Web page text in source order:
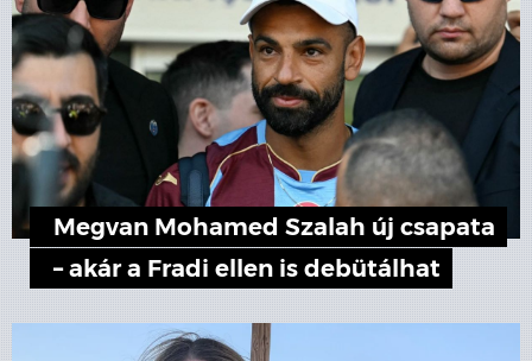
Megvan Mohamed Szalah új csapata
– akár a Fradi ellen is debütálhat